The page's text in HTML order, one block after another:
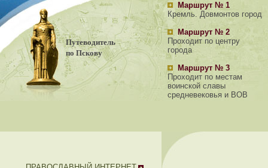
Путеводитель
по Пскову
Маршрут № 1
Кремль. Довмонтов город
Маршрут № 2
Проходит по центру
города
Маршрут № 3
Проходит по местам
воинской славы
средневековья и ВОВ